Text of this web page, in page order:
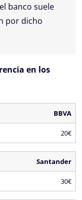
banco suele
por dicho
en los
BBVA
20€
Santander
30€